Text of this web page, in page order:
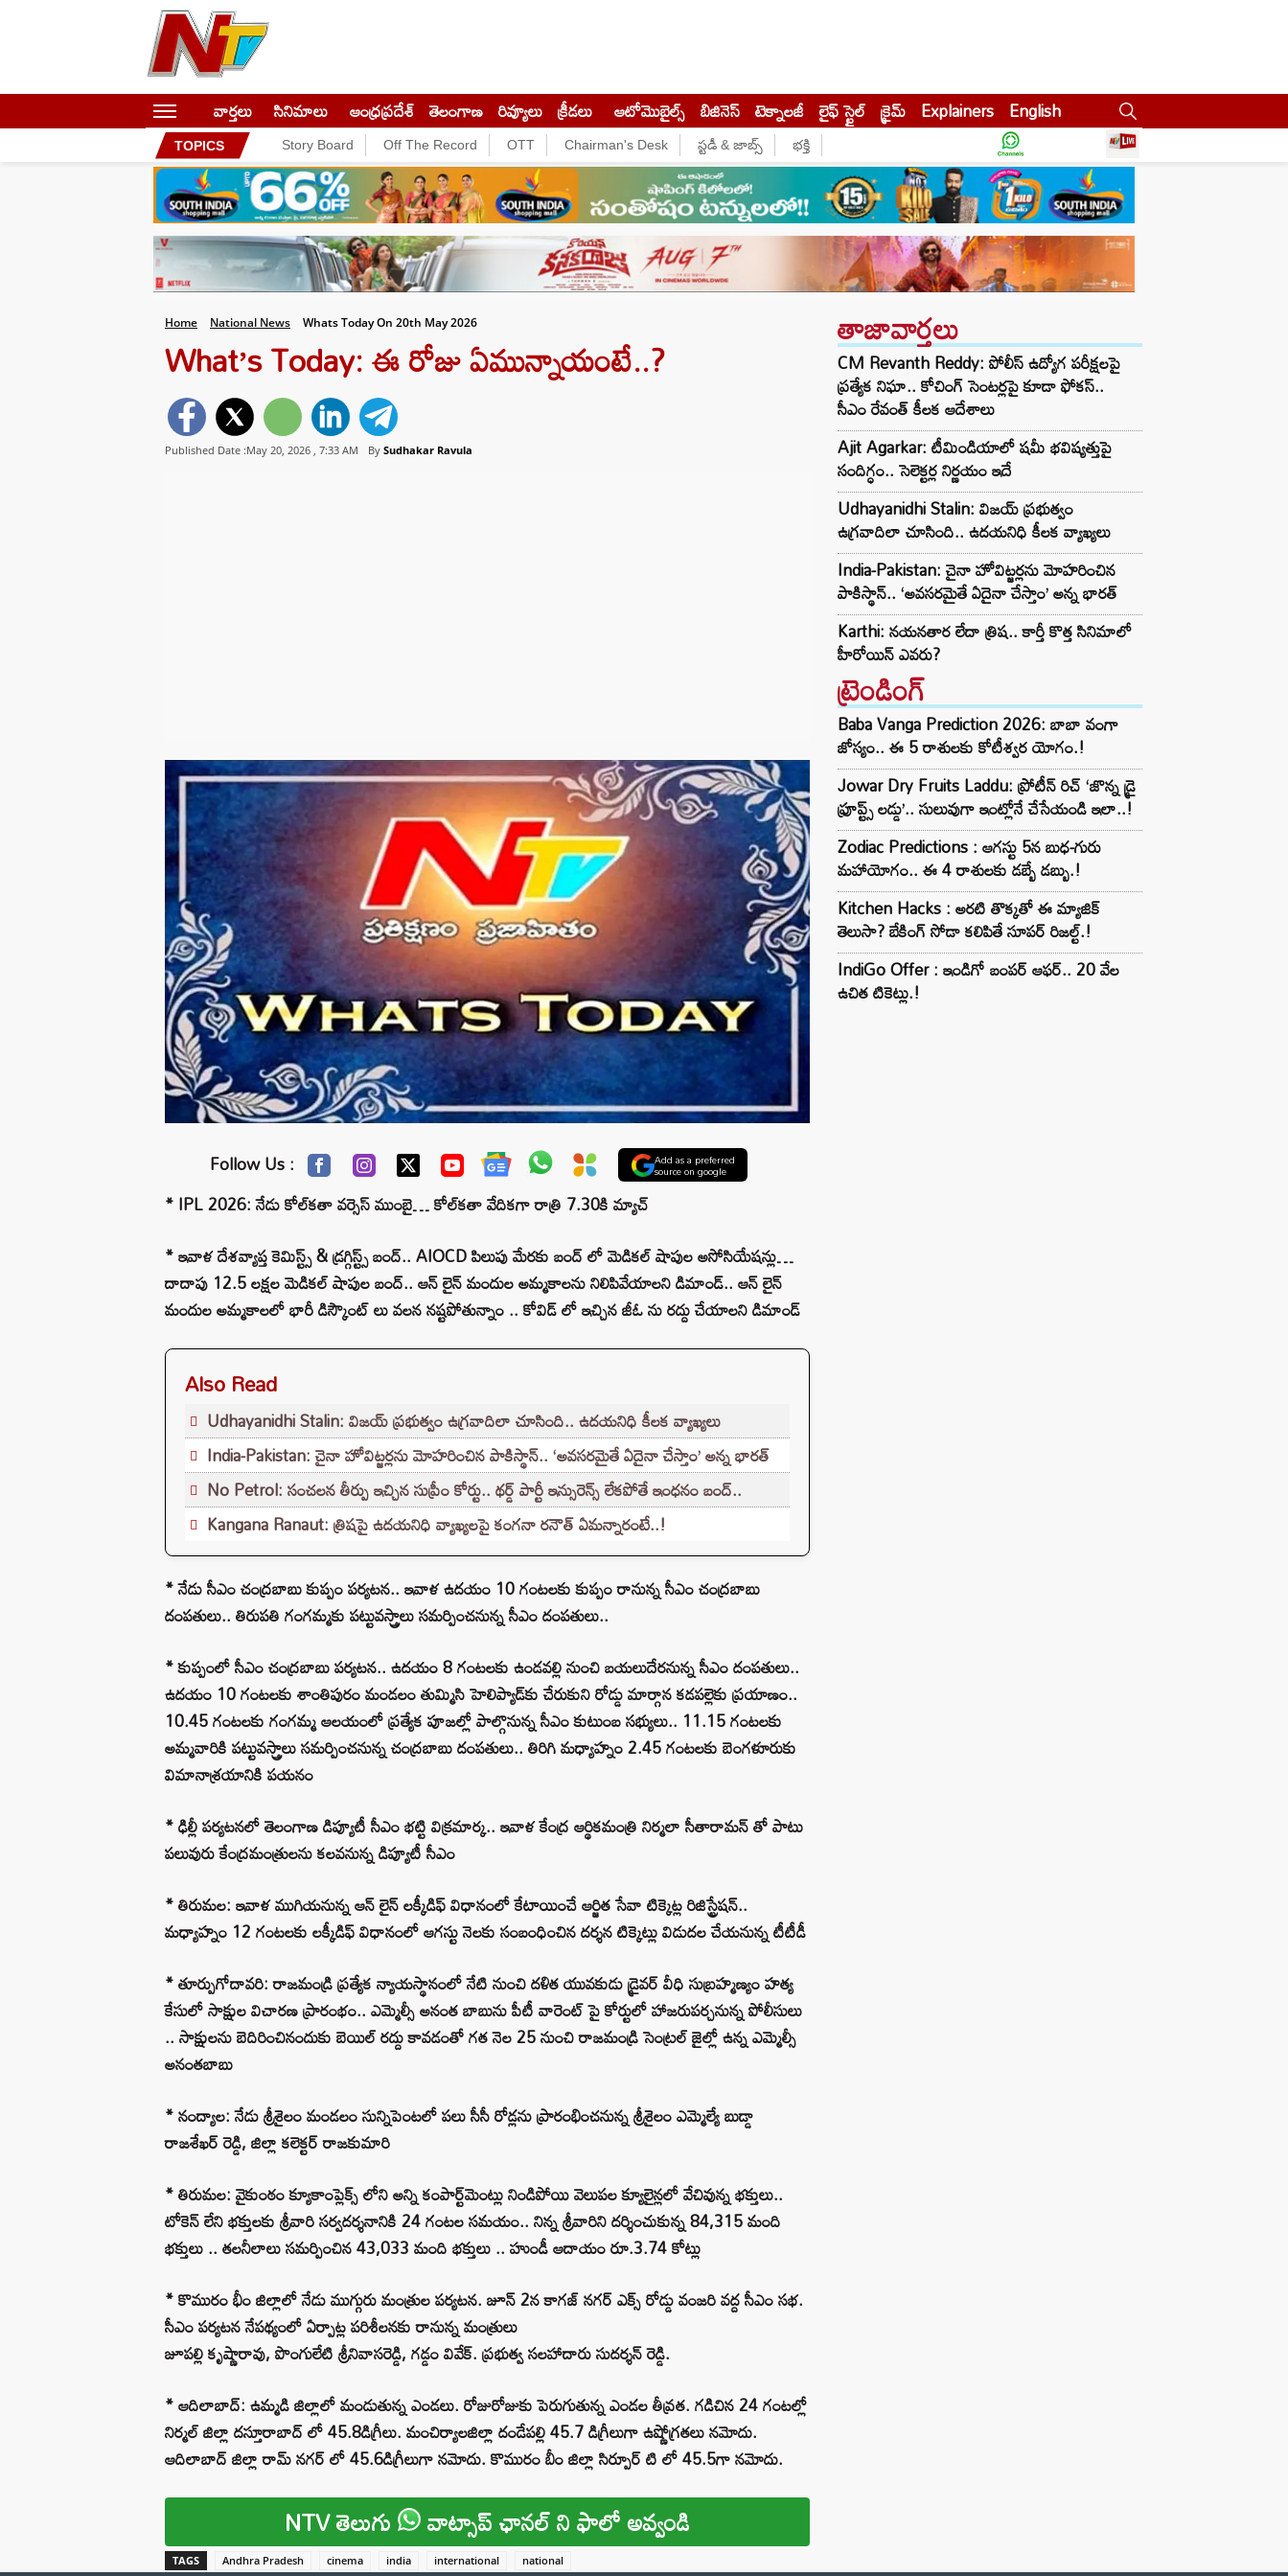
వార్తలు సినిమాలు ఆంధ్రప్రదేశ్ తెలంగాణ రివ్యూలు క్రీడలు ఆటోమొబైల్స్ బిజినెస్‌ టెక్నాలజీ లైఫ్ స్టైల్ క్రైమ్ Explainers English
TOPICS Story Board Off The Record OTT Chairman's Desk స్టడీ & జాబ్స్ భక్తి
Home National News Whats Today On 20th May 2026
What’s Today: ఈ రోజు ఏమున్నాయంటే..?
Published Date :May 20, 2026 , 7:33 AM By Sudhakar Ravula
Follow Us : Add as a preferred
source on google
* IPL 2026: నేడు కోల్‌కతా వర్సెస్‌ ముంబై… కోల్‌కతా వేదికగా రాత్రి 7.30కి మ్యాచ్‌
* ఇవాళ దేశవ్యాప్త కెమిస్ట్స్ & డ్రగ్గిస్ట్స్ బంద్.. ​AIOCD పిలుపు మేరకు బంద్‌ లో మెడికల్ షాపుల అసోసియేషన్లు…
దాదాపు 12.5 లక్షల మెడికల్ షాపుల బంద్.. ఆన్ లైన్ మందుల అమ్మకాలను నిలిపివేయాలని డిమాండ్.. ఆన్ లైన్
మందుల అమ్మకాలలో భారీ డిస్కౌంట్ లు వలన నష్టపోతున్నాం .. కోవిడ్ లో ఇచ్చిన జీఓ ను రద్దు చేయాలని డిమాండ్
Also Read
Udhayanidhi Stalin: విజయ్ ప్రభుత్వం ఉగ్రవాదిలా చూసింది.. ఉదయనిధి కీలక వ్యాఖ్యలు
India-Pakistan: చైనా హోవిట్జర్లను మోహరించిన పాకిస్థాన్.. ‘అవసరమైతే ఏదైనా చేస్తాం’ అన్న భారత్
No Petrol: సంచలన తీర్పు ఇచ్చిన సుప్రీం కోర్టు.. థర్డ్ పార్టీ ఇన్సురెన్స్ లేకపోతే ఇంధనం బంద్..
Kangana Ranaut: త్రిషపై ఉదయనిధి వ్యాఖ్యలపై కంగనా రనౌత్ ఏమన్నారంటే..!
* నేడు సీఎం చంద్రబాబు కుప్పం పర్యటన.. ఇవాళ ఉదయం 10 గంటలకు కుప్పం రానున్న సీఎం చంద్రబాబు
దంపతులు.. తిరుపతి గంగమ్మకు పట్టువస్త్రాలు సమర్పించనున్న సీఎం దంపతులు..
* కుప్పంలో సీఎం చంద్రబాబు పర్యటన.. ఉదయం 8 గంటలకు ఉండవల్లి నుంచి బయలుదేరనున్న సీఎం దంపతులు..
ఉదయం 10 గంటలకు శాంతిపురం మండలం తుమ్మిసి హెలిప్యాడ్‌కు చేరుకుని రోడ్డు మార్గాన కడపల్లెకు ప్రయాణం..
10.45 గంటలకు గంగమ్మ ఆలయంలో ప్రత్యేక పూజల్లో పాల్గొనున్న సీఎం కుటుంబ సభ్యులు.. 11.15 గంటలకు
అమ్మవారికి పట్టువస్త్రాలు సమర్పించనున్న చంద్రబాబు దంపతులు.. తిరిగి మధ్యాహ్నం 2.45 గంటలకు బెంగళూరుకు
విమానాశ్రయానికి పయనం
* ఢిల్లీ పర్యటనలో తెలంగాణ డిప్యూటీ సీఎం భట్టి విక్రమార్క.. ఇవాళ కేంద్ర ఆర్థికమంత్రి నిర్మలా సీతారామన్ తో పాటు
పలువురు కేంద్రమంత్రులను కలవనున్న డిప్యూటీ సీఎం
* తిరుమల: ఇవాళ ముగియనున్న ఆన్ లైన్ లక్కీడిఫ్ విధానంలో కేటాయించే ఆర్జిత సేవా టిక్కెట్ల రిజిస్ట్రేషన్..
మధ్యాహ్నం 12 గంటలకు లక్కీడిఫ్ విధానంలో ఆగస్టు నెలకు సంబంధించిన దర్శన టిక్కెట్లు విడుదల చేయనున్న టీటీడీ
* తూర్పుగోదావరి: రాజమండ్రి ప్రత్యేక న్యాయస్థానంలో నేటి నుంచి దళిత యువకుడు డ్రైవర్ వీధి సుబ్రహ్మణ్యం హత్య
కేసులో సాక్షుల విచారణ ప్రారంభం.. ఎమ్మెల్సీ అనంత బాబును పీటీ వారెంట్ పై కోర్టులో హాజరుపర్చనున్న పోలీసులు
.. సాక్షులను బెదిరించినందుకు బెయిల్ రద్దు కావడంతో గత నెల 25 నుంచి రాజమండ్రి సెంట్రల్ జైల్లో ఉన్న ఎమ్మెల్సీ
అనంతబాబు
* నంద్యాల: నేడు శ్రీశైలం మండలం సున్నిపెంటలో పలు సీసీ రోడ్లను ప్రారంభించనున్న శ్రీశైలం ఎమ్మెల్యే బుడ్డా
రాజశేఖర్ రెడ్డి, జిల్లా కలెక్టర్ రాజకుమారి
* తిరుమల: వైకుంఠం క్యూకాంప్లెక్స్ లోని అన్ని కంపార్ట్‌మెంట్లు నిండిపోయి వెలుపల క్యూలైన్లలో వేచివున్న భక్తులు..
టోకెన్ లేని భక్తులకు శ్రీవారి సర్వదర్శనానికి 24 గంటల సమయం.. నిన్న శ్రీవారిని దర్శించుకున్న 84,315 మంది
భక్తులు .. తలనీలాలు సమర్పించిన 43,033 మంది భక్తులు .. హుండీ ఆదాయం రూ.3.74 కోట్లు
* కొమురం భీం జిల్లాలో నేడు ముగ్గురు మంత్రుల పర్యటన. జూన్ 2న కాగజ్ నగర్ ఎక్స్ రోడ్డు వంజరి వద్ద సీఎం సభ.
సీఎం పర్యటన నేపథ్యంలో ఏర్పాట్ల పరిశీలనకు రానున్న మంత్రులు
జూపల్లి కృష్ణారావు, పొంగులేటి శ్రీనివాసరెడ్డి, గడ్డం వివేక్. ప్రభుత్వ సలహాదారు సుదర్శన్ రెడ్డి.
* ఆదిలాబాద్: ఉమ్మడి జిల్లాలో మండుతున్న ఎండలు. రోజురోజుకు పెరుగుతున్న ఎండల తీవ్రత. గడిచిన 24 గంటల్లో
నిర్మల్ జిల్లా దస్తూరాబాద్ లో 45.8డిగ్రీలు. మంచిర్యాలజిల్లా దండేపల్లి 45.7 డిగ్రీలుగా ఉష్ణోగ్రతలు నమోదు.
ఆదిలాబాద్ జిల్లా రామ్ నగర్ లో 45.6డిగ్రీలుగా నమోదు. కొమురం బీం జిల్లా సిర్పూర్ టి లో 45.5గా నమోదు.
NTV తెలుగు వాట్సాప్ ఛానల్ ని ఫాలో అవ్వండి
TAGS Andhra Pradesh cinema india international national
తాజావార్తలు
CM Revanth Reddy: పోలీస్ ఉద్యోగ పరీక్షలపై
ప్రత్యేక నిఘా.. కోచింగ్ సెంటర్లపై కూడా ఫోకస్..
సీఎం రేవంత్ కీలక ఆదేశాలు
Ajit Agarkar: టీమిండియాలో షమీ భవిష్యత్తుపై
సందిగ్ధం.. సెలెక్టర్ల నిర్ణయం ఇదే
Udhayanidhi Stalin: విజయ్ ప్రభుత్వం
ఉగ్రవాదిలా చూసింది.. ఉదయనిధి కీలక వ్యాఖ్యలు
India-Pakistan: చైనా హోవిట్జర్లను మోహరించిన
పాకిస్థాన్.. ‘అవసరమైతే ఏదైనా చేస్తాం’ అన్న భారత్
Karthi: నయనతార లేదా త్రిష.. కార్తీ కొత్త సినిమాలో
హీరోయిన్ ఎవరు?
ట్రెండింగ్‌
Baba Vanga Prediction 2026: బాబా వంగా
జోస్యం.. ఈ 5 రాశులకు కోటీశ్వర యోగం.!
Jowar Dry Fruits Laddu: ప్రోటీన్ రిచ్ ‘జొన్న డ్రై
ఫ్రూప్ట్స్ లడ్డు’.. సులువుగా ఇంట్లోనే చేసేయండి ఇలా..!
Zodiac Predictions : ఆగస్టు 5న బుధ-గురు
మహాయోగం.. ఈ 4 రాశులకు డబ్బే డబ్బు.!
Kitchen Hacks : అరటి తొక్కతో ఈ మ్యాజిక్
తెలుసా? బేకింగ్ సోడా కలిపితే సూపర్ రిజల్ట్.!
IndiGo Offer : ఇండిగో బంపర్ ఆఫర్.. 20 వేల
ఉచిత టికెట్లు.!